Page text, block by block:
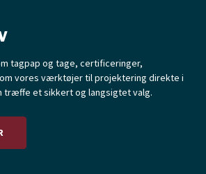
tagpap og tage, certificeringer,
vores værktøjer til projektering direkte i
træffe et sikkert og langsigtet valg.